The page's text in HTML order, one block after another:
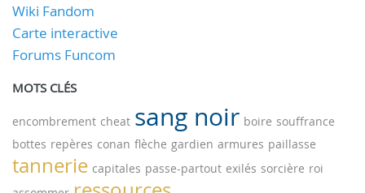
Wiki Fandom
Carte interactive
Forums Funcom
MOTS CLÉS
encombrement cheat sang noir boire souffrance
bottes repères conan flèche gardien armures paillasse
tannerie capitales passe-partout exilés sorcière roi